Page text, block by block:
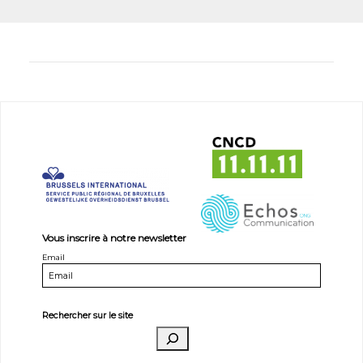
Vous inscrire à notre newsletter
Email
Rechercher sur le site